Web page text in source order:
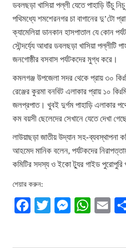
ডবলছড়া খাসিয়া পল্লী যেতে পাহাড়ি উঁচু নিচু
পথিমধ্যে শমশেরনগর চা বাগানের দু’টো
ক্যামেলিয়া ডানকান হাসপাতাল যে কোন
সৌন্দর্য্যে আধার ডবলছড়া খাসিয়া পল্লীটি
জনগোষ্ঠীর বসবাস পর্যটকদের মুগ্ধ করে।
কমলগঞ্জ উপজেলা সদর থেকে প্রায় ৩০
রেঞ্জের কুরমা বনবিট এলাকার প্রায় ১০
জলপ্রপাত। খুবই দুর্গম পাহাড়ি এলাকার
কম বয়সী ছেলেদের সেখানে যেতে দেখা
লাউয়াছড়া জাতীয় উদ্যান সহ-ব্যবস্থাপনা
আহমেদ মানিক বলেন, পর্যটকদের
কমিটির সদস্য ও ইকো ট্যুর গাইড
শেয়ার করুন:
Facebook
Twitter